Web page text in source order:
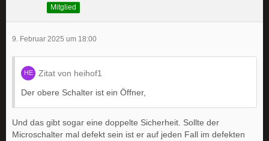
Mitglied
9. Februar 2025 um 18:00
Zitat von heihof1
Der obere Schalter ist ein Öffner,
Und das gibt sogar eine doppelte Sicherheit. Sollte der
Microschalter mal defekt sein ist er auf jeden Fall im defekten